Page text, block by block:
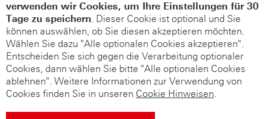
verwenden wir Cookies, um Ihre Einstellungen für 30
Tage zu speichern. Dieser Cookie ist optional und Sie
können auswählen, ob Sie diesen akzeptieren möchten.
Wählen Sie dazu "Alle optionalen Cookies akzeptieren".
Entscheiden Sie sich gegen die Verarbeitung optionaler
Cookies, dann wählen Sie bitte "Alle optionalen Cookies
ablehnen". Weitere Informationen zur Verwendung von
Cookies finden Sie in unseren Cookie Hinweisen.